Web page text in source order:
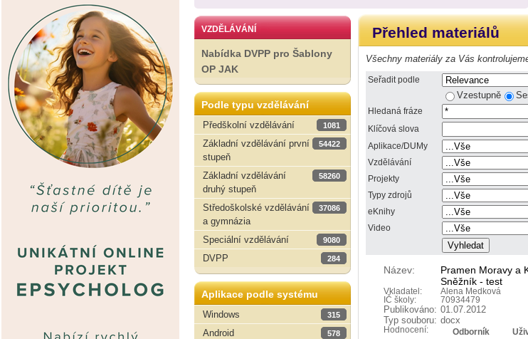
VZDĚLÁVÁNÍ
Nabídka DVPP pro Šablony
OP JAK
Podle typu vzdělávání
Předškolní vzdělávání
1081
Základní vzdělávání první
stupeň
54422
Základní vzdělávání
druhý stupeň
58260
Středoškolské vzdělávání
a gymnázia
37086
Speciální vzdělávání 9080
DVPP 284
Aplikace podle systému
Windows
315
Android 578
Přehled materiálů
Všechny materiály za Vás
Seřadit podle
Vzestupně
Hledaná fráze
Klíčová slova
Aplikace/DUMy
Vzdělávání
Projekty
Typy zdrojů
eKnihy
Video
Název:
Pramen Moravy a
Sněžník - test
Vkladatel:
Alena Medková
IČ školy:
70934479
Publikováno: 01.07.2012
Typ souboru: docx
Hodnocení: Odborník